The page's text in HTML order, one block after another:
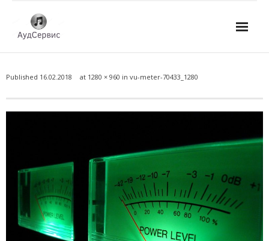
- Ремонт активной акустики
- Ремонт домашних кинотеатров
- Ремонт музыкальных центров
Published 16.02.2018 at 1280 × 960 in vu-meter-70433_1280